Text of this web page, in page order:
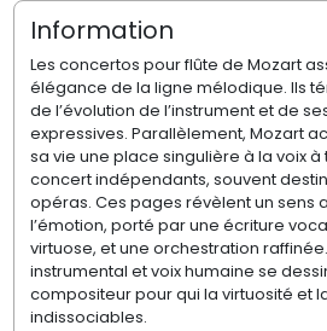
Information
Les concertos pour flûte de Mozart
élégance de la ligne mélodique. Ils
de l’évolution de l’instrument et de
expressives. Parallèlement, Mozart
sa vie une place singulière à la voix à
concert indépendants, souvent
opéras. Ces pages révèlent un sens
l’émotion, porté par une écriture
virtuose, et une orchestration
instrumental et voix humaine se
compositeur pour qui la virtuosité et
indissociables.